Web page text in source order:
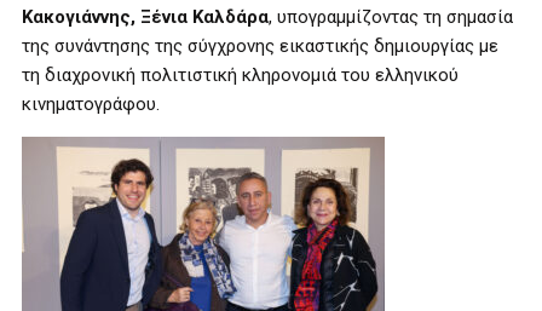
Κακογιάννης, Ξένια Καλδάρα, υπογραμμίζοντας τη σημασία
της συνάντησης της σύγχρονης εικαστικής δημιουργίας με
τη διαχρονική πολιτιστική κληρονομιά του ελληνικού
κινηματογράφου.